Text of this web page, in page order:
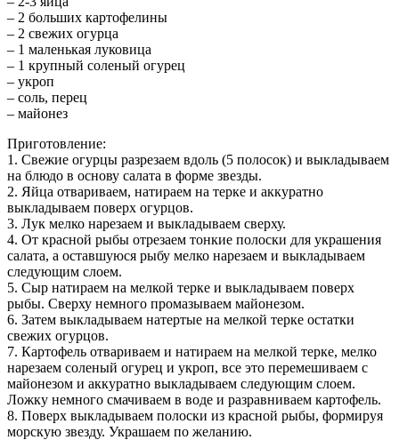
– 2 больших картофелины
– 2 свежих огурца
– 1 маленькая луковица
– 1 крупный соленый огурец
– укроп
– соль, перец
– майонез
Приготовление:
1. Свежие огурцы разрезаем вдоль (5 полосок) и выкладываем
на блюдо в основу салата в форме звезды.
2. Яйца отвариваем, натираем на терке и аккуратно
выкладываем поверх огурцов.
3. Лук мелко нарезаем и выкладываем сверху.
4. От красной рыбы отрезаем тонкие полоски для украшения
салата, а оставшуюся рыбу мелко нарезаем и выкладываем
следующим слоем.
5. Сыр натираем на мелкой терке и выкладываем поверх
рыбы. Сверху немного промазываем майонезом.
6. Затем выкладываем натертые на мелкой терке остатки
свежих огурцов.
7. Картофель отвариваем и натираем на мелкой терке, мелко
нарезаем соленый огурец и укроп, все это перемешиваем с
майонезом и аккуратно выкладываем следующим слоем.
Ложку немного смачиваем в воде и разравниваем картофель.
8. Поверх выкладываем полоски из красной рыбы, формируя
морскую звезду. Украшаем по желанию.